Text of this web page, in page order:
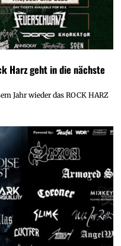
Harz geht in die nächste
Jahr wieder das ROCK HARZ